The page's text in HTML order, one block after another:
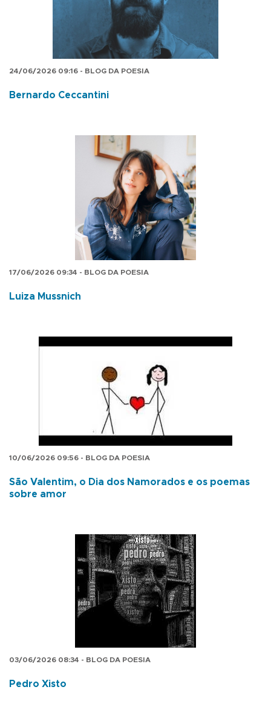
24/06/2026 09:16 - BLOG DA POESIA
Bernardo Ceccantini
17/06/2026 09:34 - BLOG DA POESIA
Luiza Mussnich
10/06/2026 09:56 - BLOG DA POESIA
São Valentim, o Dia dos Namorados e os poemas
sobre amor
03/06/2026 08:34 - BLOG DA POESIA
Pedro Xisto